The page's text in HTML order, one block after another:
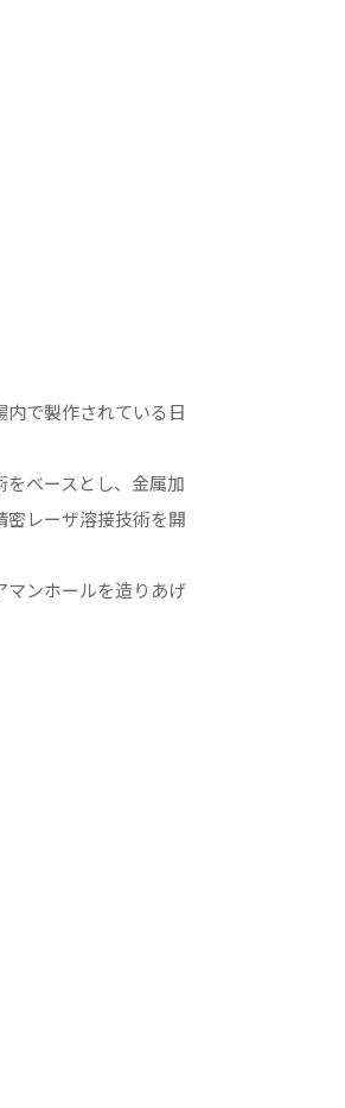
で製作されている日
ベースとし、金属加
レーザ溶接技術を開
マンホールを造りあげ